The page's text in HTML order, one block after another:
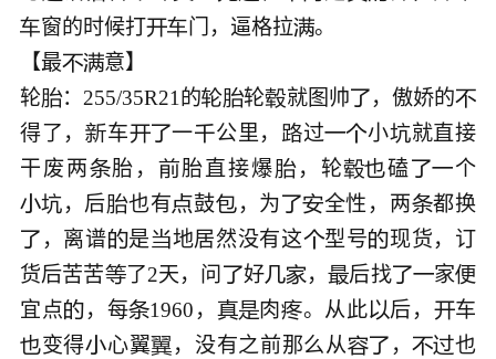
窗的时候打门，逼格拉。
【最意】
轮：255/35R21的轮就图帅  ，傲娇的
得了，车一公里， 过小就直接
干废两胎，胎直接爆，轮磕 个
，后也有鼓，为 全性，两都换
 ，离谱是地居然没有这型号现货，订
货后苦苦了2天，问 好，后找家
宜点 ，每1960， 肉 。从此后， 车
变得心翼 ，没有之前那么从 ，也